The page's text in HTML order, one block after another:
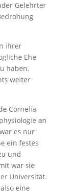
Gelehrter
ihrer
Ehe
haben.
weiter
Cornelia
an
es nur
ein festes
und
war sie
Universität.
eine